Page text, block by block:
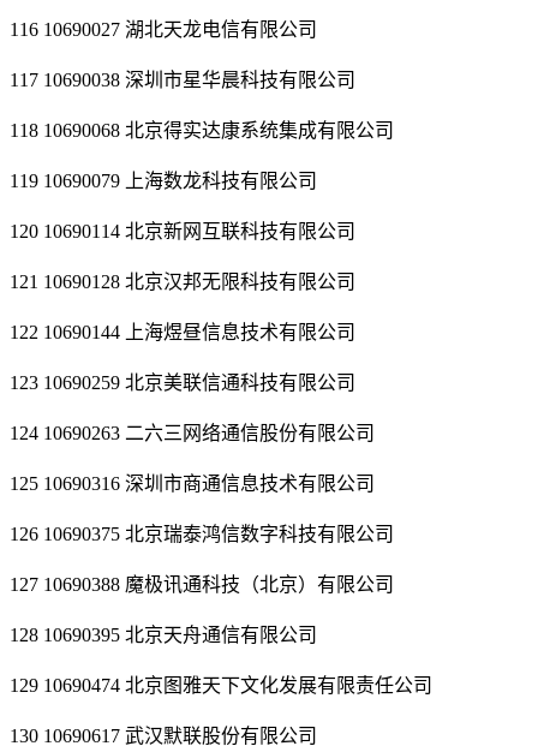
116 10690027 湖北天龙电信有限公司
117 10690038 深圳市星华晨科技有限公司
118 10690068 北京得实达康系统集成有限公司
119 10690079 上海数龙科技有限公司
120 10690114 北京新网互联科技有限公司
121 10690128 北京汉邦无限科技有限公司
122 10690144 上海煜昼信息技术有限公司
123 10690259 北京美联信通科技有限公司
124 10690263 二六三网络通信股份有限公司
125 10690316 深圳市商通信息技术有限公司
126 10690375 北京瑞泰鸿信数字科技有限公司
127 10690388 魔极讯通科技（北京）有限公司
128 10690395 北京天舟通信有限公司
129 10690474 北京图雅天下文化发展有限责任公司
130 10690617 武汉默联股份有限公司